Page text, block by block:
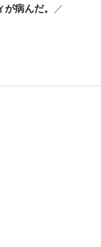
病んだ。 ／